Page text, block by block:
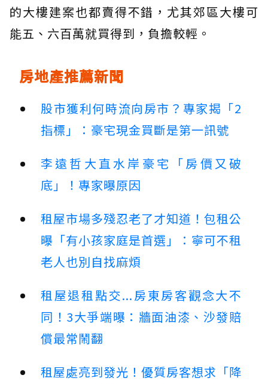
的大樓建案也都賣得不錯，尤其郊區大樓可
能五、六百萬就買得到，負擔較輕。
房地產推薦新聞
股市獲利何時流向房市？專家揭「2
指標」：豪宅現金買斷是第一訊號
李遠哲大直水岸豪宅「房價又破
底」！專家曝原因
租屋市場多殘忍老了才知道！包租公
曝「有小孩家庭是首選」：寧可不租
老人也別自找麻煩
租屋退租點交...房東房客觀念大不
同！3大爭端曝：牆面油漆、沙發賠
償最常鬧翻
租屋處亮到發光！優質房客想求「降